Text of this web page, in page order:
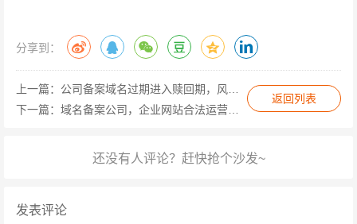
真实性核验与提交
提交后,服务商会进行初步审核，通过后，需配合完成“幕
布拍照”或“人脸核验”等真实性验证，部分省份支持“电子化
核验”，通过手机APP即可完成人脸识别和资料上传，大幅
通信管理局审核
会下发备案号（如“京ICP备XXXX号”），需将备案号嵌入
分享到：
返回列表
上一篇： 公司备案域名过期进入赎回期，风险究竟有多大？
下一篇： 域名备案公司，企业网站合法运营的幕后护航者
发表评论